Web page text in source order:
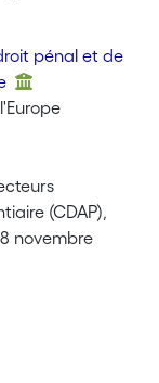
pénal et de
(CDAP),
novembre